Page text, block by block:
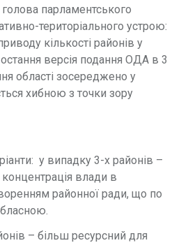
голова парламентського
територіального устрою:
кількості районів у
остання версія подання ОДА в 3
області зосереджено у
хибною з точки зору
у випадку 3-х районів –
влади в
районної ради, що по
– більш ресурсний для